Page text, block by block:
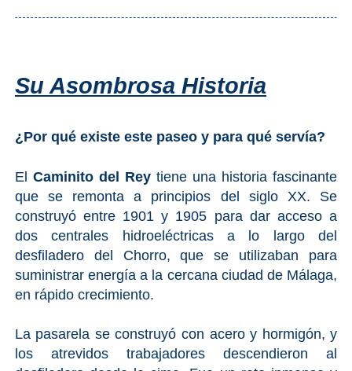
VIAJE
Restaurantes
Alquiler de
Turismo
Mapas
DE
Su Asombrosa Historia
¿Por qué existe este paseo y para qué servía?
El Caminito del Rey tiene una historia fascinante
que se remonta a principios del siglo XX. Se
construyó entre 1901 y 1905 para dar acceso a
dos centrales hidroeléctricas a lo largo del
desfiladero del Chorro, que se utilizaban para
suministrar energía a la cercana ciudad de Málaga,
en rápido crecimiento.
La pasarela se construyó con acero y hormigón, y
los atrevidos trabajadores descendieron al